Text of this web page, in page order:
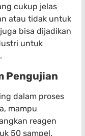
cukup jelas
atau tidak untuk
bisa dijadikan
untuk
Pengujian
dalam proses
mampu
reagen
50 sampel.